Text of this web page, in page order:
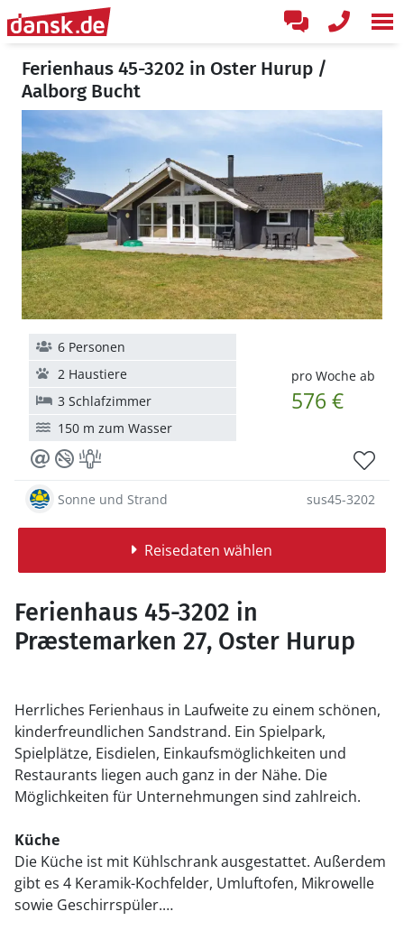
Ferienhaus 45-3202 in Oster Hurup /
Aalborg Bucht
pro Woche ab
576 €
6 Personen
2 Haustiere
3 Schlafzimmer
150 m zum Wasser
Sonne und Strand sus45-3202
Reisedaten wählen
Ferienhaus 45-3202 in
Præstemarken 27, Oster Hurup
Herrliches Ferienhaus in Laufweite zu einem schönen,
kinderfreundlichen Sandstrand. Ein Spielpark,
Spielplätze, Eisdielen, Einkaufsmöglichkeiten und
Restaurants liegen auch ganz in der Nähe. Die
Möglichkeiten für Unternehmungen sind zahlreich.
Küche
Die Küche ist mit Kühlschrank ausgestattet. Außerdem
gibt es 4 Keramik-Kochfelder, Umluftofen, Mikrowelle
sowie Geschirrspüler.